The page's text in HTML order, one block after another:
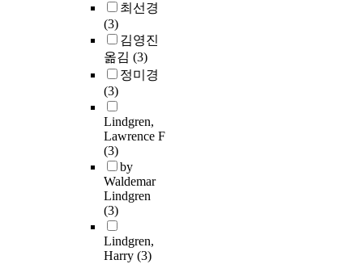
최선경
(3)
김영진
옮김 (3)
정미경
(3)
Lindgren,
Lawrence F
(3)
by
Waldemar
Lindgren
(3)
Lindgren,
Harry (3)